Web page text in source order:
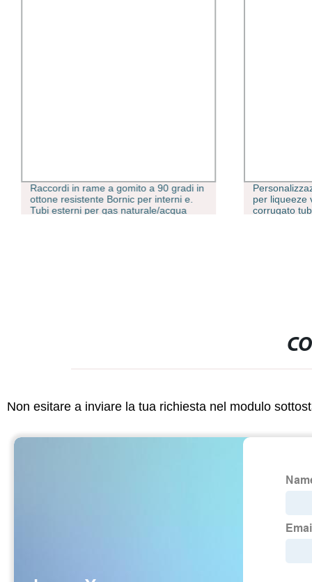
Raccordi in rame a gomito a 90 gradi in
ottone resistente Bornic per interni e.
Tubi esterni per gas naturale/acqua
per liqueeze
corrugato
Non esitare a inviare la tua richiesta nel modulo